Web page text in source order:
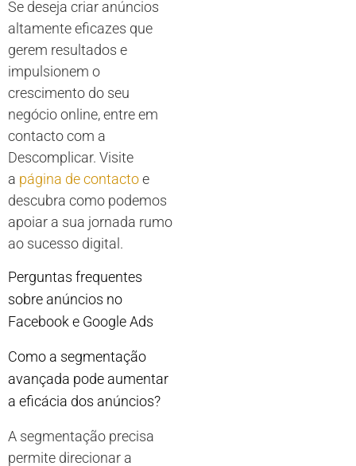
Se deseja criar anúncios
altamente eficazes que
gerem resultados e
impulsionem o
crescimento do seu
negócio online, entre em
contacto com a
Descomplicar. Visite
a página de contactoe
descubra como podemos
apoiar a sua jornada rumo
ao sucesso digital.
Perguntas frequentes
sobre anúncios no
Facebook e Google Ads
Como a segmentação
avançada pode aumentar
a eficácia dos anúncios?
A segmentação precisa
permite direcionar a